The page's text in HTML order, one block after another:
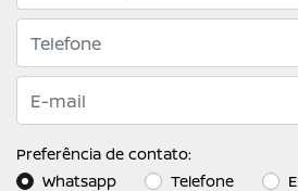
Preferência de contato:
Whatsapp
Telefone